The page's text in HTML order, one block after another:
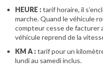
HEURE :tarif horaire, il
marche. Quand le véhicule
compteur cesse de facturer
véhicule reprend de la
KM A :tarif pour un
lundi au samedi inclus.